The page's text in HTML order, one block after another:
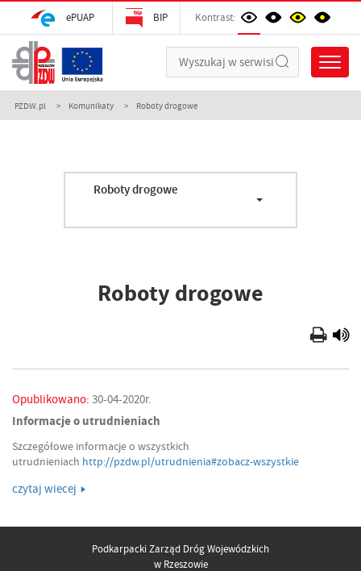
ePUAP BIP Kontrast:
PZDW.pl Komunikaty Roboty drogowe
Roboty drogowe
Roboty drogowe
Opublikowano: 30-04-2020r.
Informacje o utrudnieniach
Szczegółowe informacje o wszystkich
utrudnieniach http://pzdw.pl/utrudnienia#zobacz-wszystkie
czytaj wiecej
Podkarpacki Zarząd Dróg Wojewódzkich
w Rzeszowie